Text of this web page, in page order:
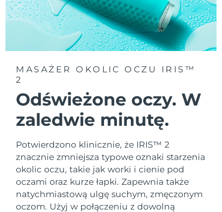
MASAŻER OKOLIC OCZU IRIS™
2
Odświeżone oczy. W
zaledwie minutę.
Potwierdzono klinicznie, że IRIS™ 2
znacznie zmniejsza typowe oznaki starzenia
okolic oczu, takie jak worki i cienie pod
oczami oraz kurze łapki. Zapewnia także
natychmiastową ulgę suchym, zmęczonym
oczom. Użyj w połączeniu z dowolną
Tajwan
Oczekiwany czas dostawy
8/14/26
Oczekiwany czas dostawy
8/13/26
Turcja
Oczekiwany czas dostawy
8/10/26
Zjednoczone Emiraty
Arabskie
Oczekiwany czas dostawy
8/10/26
Oczekiwany czas dostawy
Stany Zjednoczone
Oczekiwany czas dostawy
8/10/26
Uzbekistan
Oczekiwany czas dostawy
8/14/26